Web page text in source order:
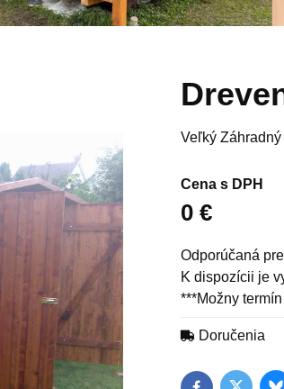
Veľký
Cena s DPH
0 €
***Možny
Doručenia